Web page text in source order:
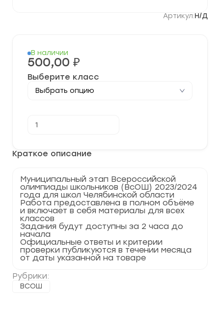
Артикул:Н/Д
Краткое описание
Муниципальный этап Всероссийской
олимпиады школьников (ВсОШ) 2023/2024
года для школ Челябинской области
Работа предоставлена в полном объёме
и включает в себя материалы для всех
классов
Задания будут доступны за 2 часа до
начала
Официальные ответы и критерии
проверки публикуются в течении месяца
от даты указанной на товаре
Рубрики:
ВСОШ
В наличии
500,00 ₽
Выберите класс
товара
этап
по
2024
Челябинская
область
74
регион